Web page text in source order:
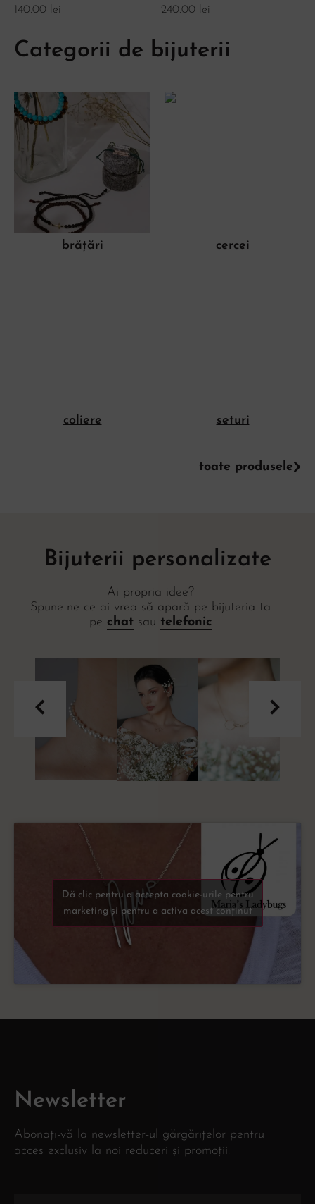
140.00 lei 240.00 lei
Categorii de bijuterii
brățări cercei
coliere seturi
toate produsele
Bijuterii personalizate
Ai propria idee?
Spune-ne ce ai vrea să apară pe bijuteria ta
pe chatsau telefonic
Dă clic pentru a accepta cookie-urile pentru
marketing și pentru a activa acest conținut
Newsletter
Abonați-vă la newsletter-ul gărgărițelor pentru
acces exclusiv la noi reduceri și promoții.